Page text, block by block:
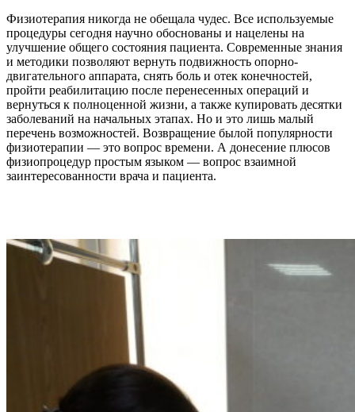
Физиотерапия никогда не обещала чудес. Все используемые
процедуры сегодня научно обоснованы и нацелены на
улучшение общего состояния пациента. Современные знания
и методики позволяют вернуть подвижность опорно-
двигательного аппарата, снять боль и отек конечностей,
пройти реабилитацию после перенесенных операций и
вернуться к полноценной жизни, а также купировать десятки
заболеваний на начальных этапах. Но и это лишь малый
перечень возможностей. Возвращение былой популярности
физиотерапии — это вопрос времени. А донесение плюсов
физиопроцедур простым языком — вопрос взаимной
заинтересованности врача и пациента.